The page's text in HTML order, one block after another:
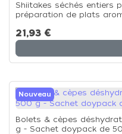
Shiitakes séchés entiers
préparation de plats
21,93 €
Nouveau
Bolets & cèpes
g - Sachet doypack de